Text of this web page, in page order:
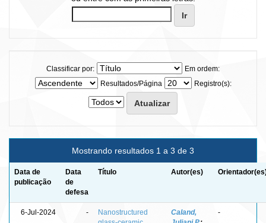
Classificar por:
Em ordem:
Resultados/Página
Registro(s):
Mostrando resultados 1 a 3 de 3
Data de
publicação
Data
de
defesa
Título Autor(es)
6-Jul-2024 -
Nanostructured
Caland,
-